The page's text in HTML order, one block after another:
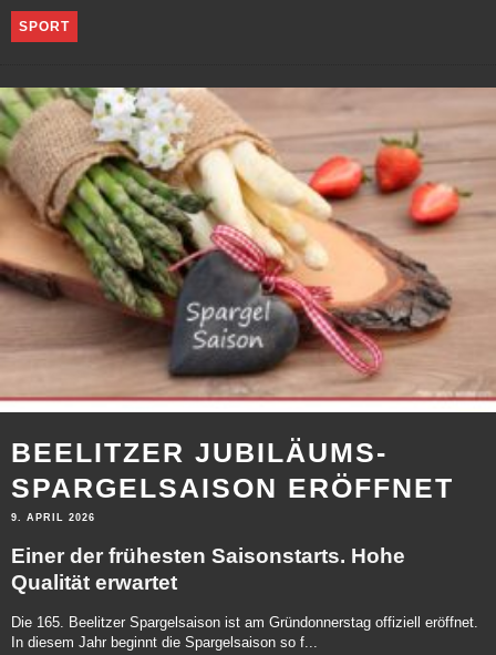
SPORT
BEELITZER JUBILÄUMS-
SPARGELSAISON ERÖFFNET
9. APRIL 2026
Einer der frühesten Saisonstarts. Hohe
Qualität erwartet
Die 165. Beelitzer Spargelsaison ist am Gründonnerstag offiziell eröffnet.
In diesem Jahr beginnt die Spargelsaison so f...